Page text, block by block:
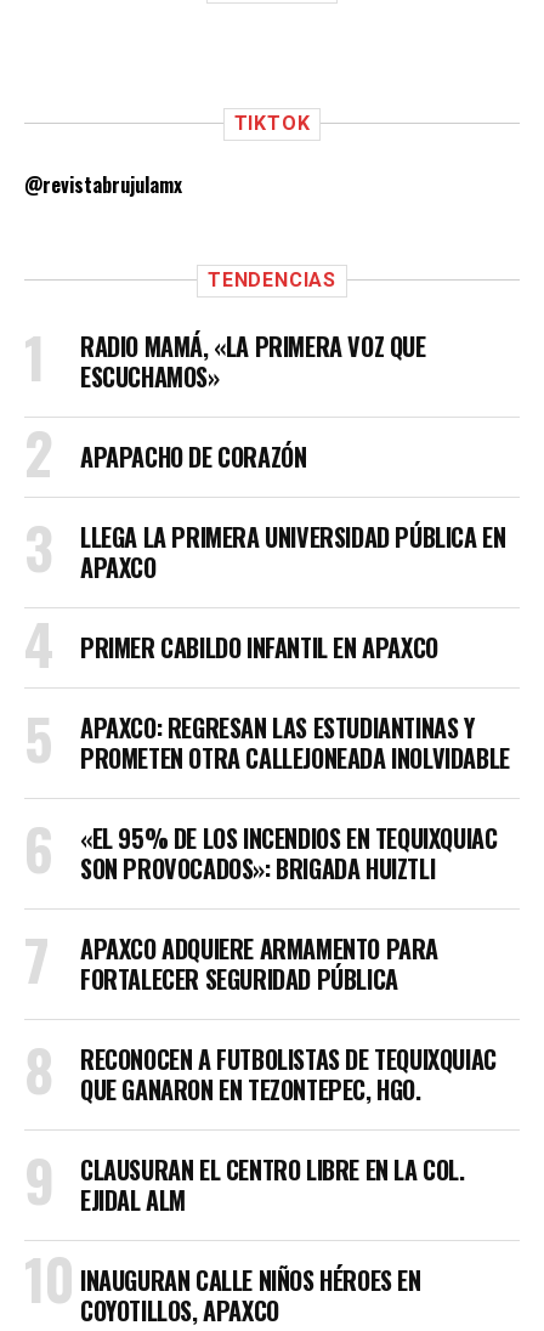
TIKTOK
@revistabrujulamx
TENDENCIAS
RADIO MAMÁ, «LA PRIMERA VOZ QUE
ESCUCHAMOS»
APAPACHO DE CORAZÓN
LLEGA LA PRIMERA UNIVERSIDAD PÚBLICA EN
APAXCO
PRIMER CABILDO INFANTIL EN APAXCO
APAXCO: REGRESAN LAS ESTUDIANTINAS Y
PROMETEN OTRA CALLEJONEADA INOLVIDABLE
«EL 95% DE LOS INCENDIOS EN TEQUIXQUIAC
SON PROVOCADOS»: BRIGADA HUIZTLI
APAXCO ADQUIERE ARMAMENTO PARA
FORTALECER SEGURIDAD PÚBLICA
RECONOCEN A FUTBOLISTAS DE TEQUIXQUIAC
QUE GANARON EN TEZONTEPEC, HGO.
CLAUSURAN EL CENTRO LIBRE EN LA COL.
EJIDAL ALM
INAUGURAN CALLE NIÑOS HÉROES EN
COYOTILLOS, APAXCO